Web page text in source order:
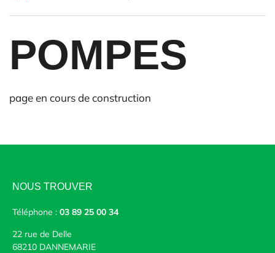
POMPES
page en cours de construction
NOUS TROUVER
Téléphone : 03 89 25 00 34
22 rue de Delle
68210 DANNEMARIE